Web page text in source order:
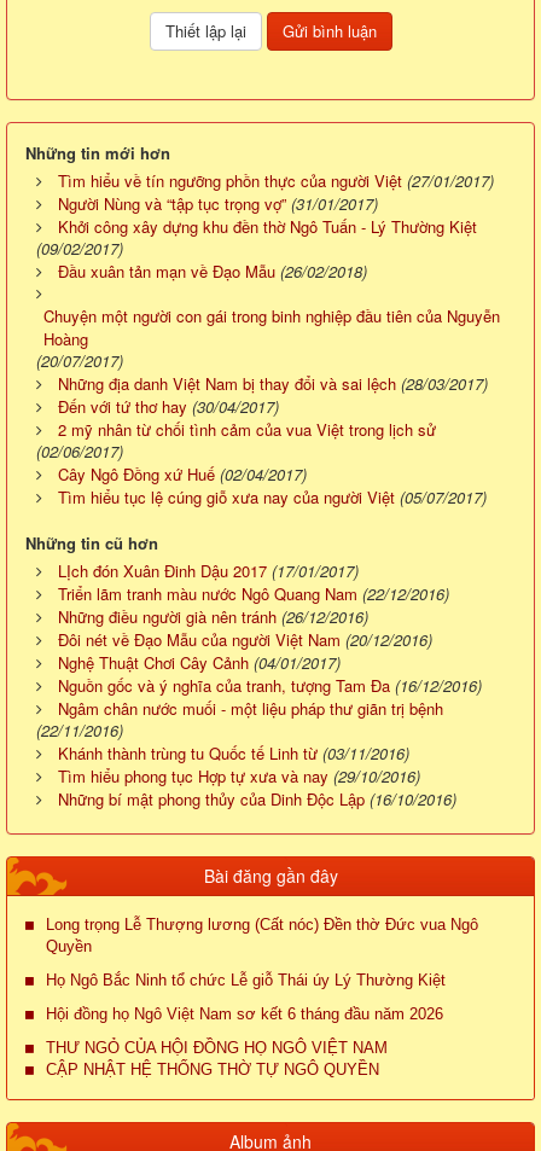
Những tin mới hơn
Tìm hiểu về tín ngưỡng phồn thực của người Việt (27/01/2017)
Người Nùng và “tập tục trọng vợ” (31/01/2017)
Khởi công xây dựng khu đền thờ Ngô Tuấn - Lý Thường Kiệt
(09/02/2017)
Đầu xuân tản mạn về Đạo Mẫu (26/02/2018)
Chuyện một người con gái trong binh nghiệp đầu tiên của Nguyễn
Hoàng
(20/07/2017)
Những địa danh Việt Nam bị thay đổi và sai lệch (28/03/2017)
Đến với tứ thơ hay (30/04/2017)
2 mỹ nhân từ chối tình cảm của vua Việt trong lịch sử
(02/06/2017)
Cây Ngô Đồng xứ Huế (02/04/2017)
Tìm hiểu tục lệ cúng giỗ xưa nay của người Việt (05/07/2017)
Những tin cũ hơn
LỊch đón Xuân Đinh Dậu 2017 (17/01/2017)
Triển lãm tranh màu nước Ngô Quang Nam (22/12/2016)
Những điều người già nên tránh (26/12/2016)
Đôi nét về Đạo Mẫu của người Việt Nam (20/12/2016)
Nghệ Thuật Chơi Cây Cảnh (04/01/2017)
Nguồn gốc và ý nghĩa của tranh, tượng Tam Đa (16/12/2016)
Ngâm chân nước muối - một liệu pháp thư giãn trị bệnh
(22/11/2016)
Khánh thành trùng tu Quốc tế Linh từ (03/11/2016)
Tìm hiểu phong tục Hợp tự xưa và nay (29/10/2016)
Những bí mật phong thủy của Dinh Độc Lập (16/10/2016)
Bài đăng gần đây
Long trọng Lễ Thượng lương (Cất nóc) Đền thờ Đức vua Ngô
Quyền
Họ Ngô Bắc Ninh tổ chức Lễ giỗ Thái úy Lý Thường Kiệt
Hội đồng họ Ngô Việt Nam sơ kết 6 tháng đầu năm 2026
THƯ NGỎ CỦA HỘI ĐỒNG HỌ NGÔ VIỆT NAM
CẬP NHẬT HỆ THỐNG THỜ TỰ NGÔ QUYỀN
Album ảnh